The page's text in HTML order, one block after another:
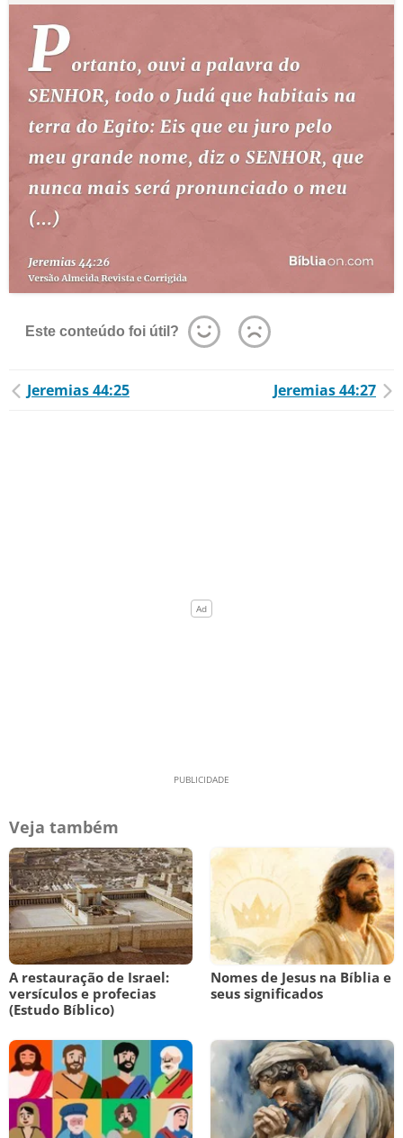
Este conteúdo foi útil?
Jeremias 44:25 Jeremias 44:27
Veja também
A restauração de Israel:
versículos e profecias
(Estudo Bíblico)
Nomes de Jesus na Bíblia e
seus significados